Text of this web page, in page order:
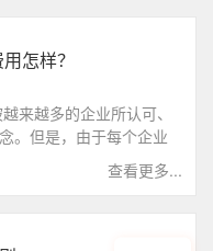
怎样？
来越多的企业所认可、
。但是，由于每个企业
的功能需求，导致不能
服一样，不可能不管高
查看更多...